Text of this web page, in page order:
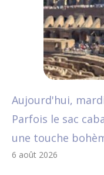
Aujourd'hui,
Parfois le sac
une touche
6 août 2026